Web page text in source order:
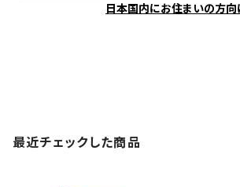
日本国内にお住まいの方向
最近チェックした商品